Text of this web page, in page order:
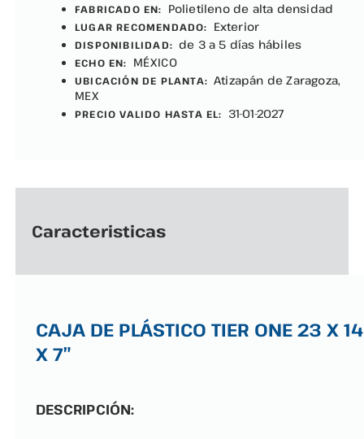
FABRICADO EN: Polietileno de alta densidad
LUGAR RECOMENDADO: Exterior
DISPONIBILIDAD: de 3 a 5 días hábiles
ECHO EN: MÉXICO
UBICACIÓN DE PLANTA: Atizapán de Zaragoza,
MEX
PRECIO VALIDO HASTA EL: 31-01-2027
Caracteristicas
CAJA DE PLÁSTICO TIER ONE 23 X 14
X 7″
DESCRIPCIÓN: